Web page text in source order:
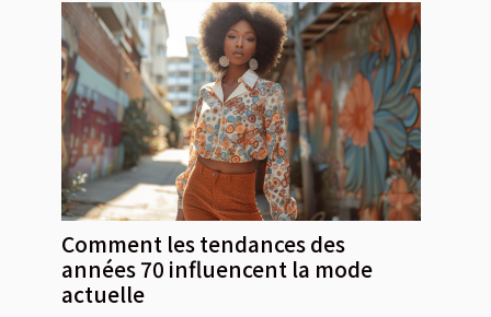
Comment les tendances des
années 70 influencent la mode
actuelle